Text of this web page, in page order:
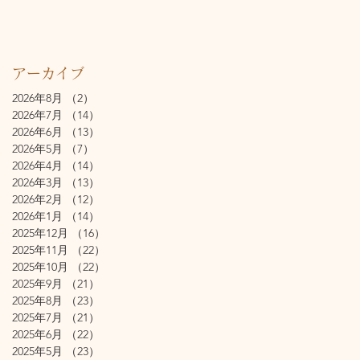
アーカイブ
2026年8月
（2）
2026年7月
（14）
2026年6月
（13）
2026年5月
（7）
2026年4月
（14）
2026年3月
（13）
2026年2月
（12）
2026年1月
（14）
2025年12月
（16）
2025年11月
（22）
2025年10月
（22）
2025年9月
（21）
2025年8月
（23）
2025年7月
（21）
2025年6月
（22）
2025年5月
（23）